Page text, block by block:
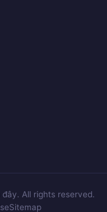
All rights reserved.
Sitemap